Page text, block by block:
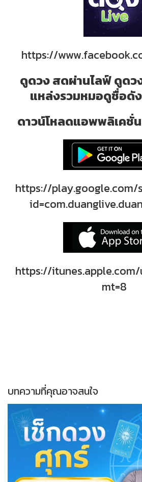
https://
ดูดวง สดผ่านไลฟ์ ดูดว
แหล่งรวมหมอดูชื่อดั
ดาวน์โหลดแอพพลิเคชั่
https://
https://itunes.apple.com/
mt=8
บทความที่คุณอาจสนใจ